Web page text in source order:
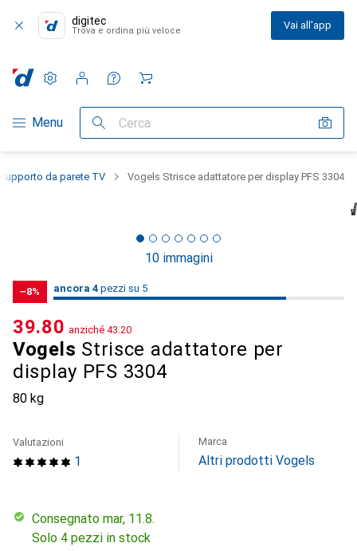
digitec
Trova e ordina più veloce Vai all'app
Categoria Navigazione
Menu Cerca
Impostazioni
Conto cliente
Liste di confronto
Liste dei desideri
Carrello
da parete TV Vogels Strisce adattatore per display PFS 3304
10 immagini
−8% 4 / 5
4 pezzi su 5
ancora 4 pezzi su 5
Vogels Strisce adattatore per
display PFS 3304
80 kg
CHF
39.80 anziché CHF
43.20
1
Valutazioni Marca
Altri prodotti Vogels
Consegnato mar, 11.8.
Solo 4 pezzi in stock